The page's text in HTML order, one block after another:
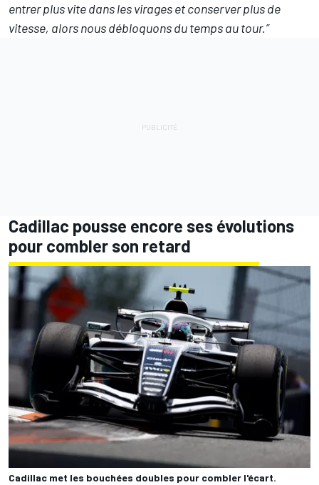
entrer plus vite dans les virages et conserver plus de
vitesse, alors nous débloquons du temps au tour.”
Cadillac pousse encore ses évolutions
pour combler son retard
Cadillac met les bouchées doubles pour combler l'écart.